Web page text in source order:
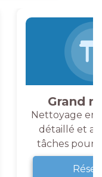
Grand
Nettoyage en
détaillé et
tâches pour